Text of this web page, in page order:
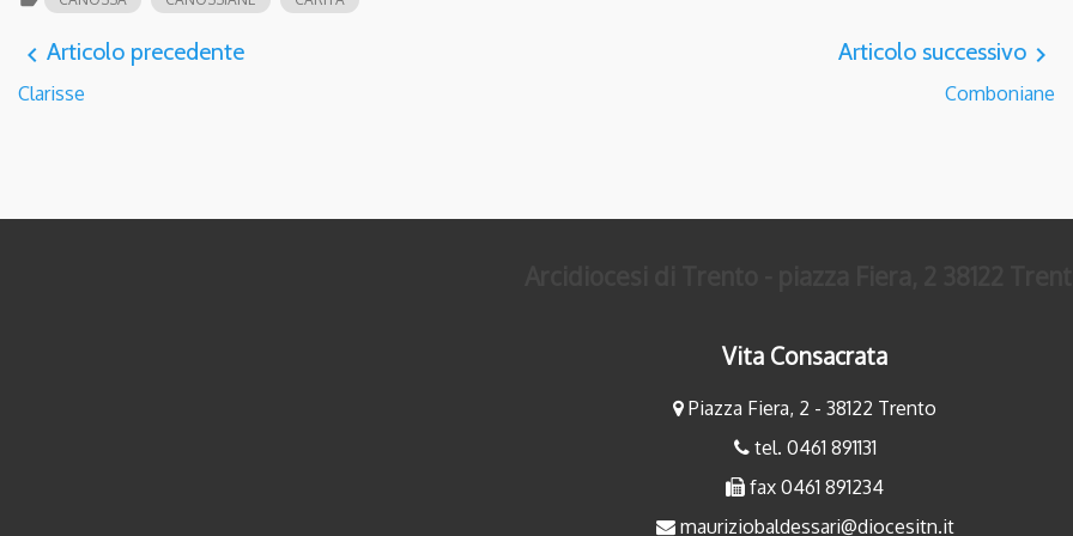
navigate_before Articolo precedente
Clarisse
Articolo successivo navigate_next
Comboniane
Vita Consacrata
Piazza Fiera, 2 - 38122 Trento
tel. 0461 891131
fax 0461 891234
mauriziobaldessari@diocesitn.it